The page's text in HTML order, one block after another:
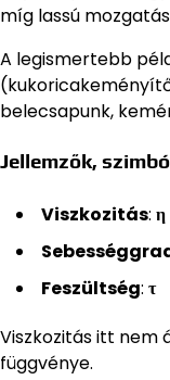
míg lassú
A legismertebb
belecsapunk,
Jellemzők,
Viszkozitás: η
Feszültség: τ
Viszkozitás itt nem
függvénye.